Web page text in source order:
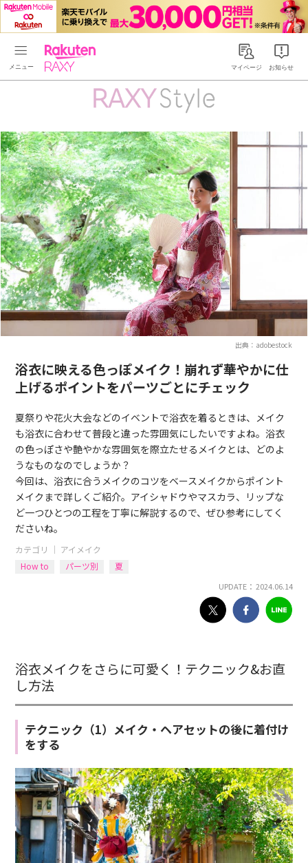
Rakuten RAXYマイページ お知らせ
出典：adobestock
浴衣に映える色っぽメイク！崩れず華やかに仕
上げるポイントをパーツごとにチェック
夏祭りや花火大会などのイベントで浴衣を着るときは、メイク
も浴衣に合わせて普段と違った雰囲気にしたいですよね。浴衣
の色っぽさや艶やかな雰囲気を際立たせるメイクとは、どのよ
うなものなのでしょうか？
今回は、浴衣に合うメイクのコツをベースメイクからポイント
メイクまで詳しくご紹介。アイシャドウやマスカラ、リップな
ど一つひとつの工程を丁寧に解説するので、ぜひ参考にしてく
ださいね。
カテゴリ ｜ アイメイク
How to
パーツ別 夏
UPDATE： 2024.06.14
浴衣メイクをさらに可愛く！テクニック&お直
し方法
テクニック（1）メイク・ヘアセットの後に着付け
をする